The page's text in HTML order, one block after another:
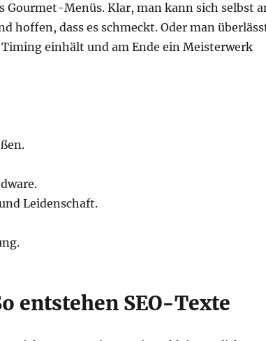
Gourmet-Menüs. Klar, man kann sich selbst
hoffen, dass es schmeckt. Oder man
einhält und am Ende ein Meisterwerk
Leidenschaft.
entstehen SEO-Texte